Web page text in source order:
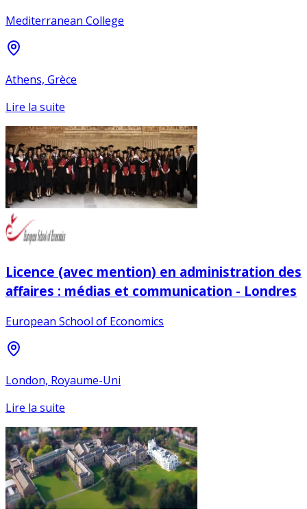
Mediterranean College
Athens, Grèce
Lire la suite
Licence (avec mention) en administration des
affaires : médias et communication - Londres
European School of Economics
London, Royaume-Uni
Lire la suite